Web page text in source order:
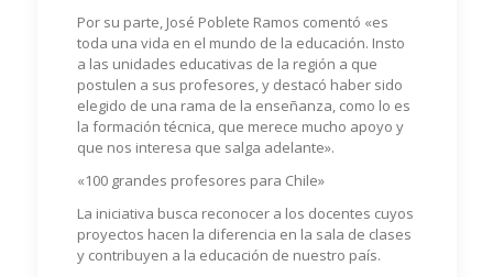
Por su parte, José Poblete Ramos comentó «es
toda una vida en el mundo de la educación. Insto
a las unidades educativas de la región a que
postulen a sus profesores, y destacó haber sido
elegido de una rama de la enseñanza, como lo es
la formación técnica, que merece mucho apoyo y
que nos interesa que salga adelante».
«100 grandes profesores para Chile»
La iniciativa busca reconocer a los docentes cuyos
proyectos hacen la diferencia en la sala de clases
y contribuyen a la educación de nuestro país.